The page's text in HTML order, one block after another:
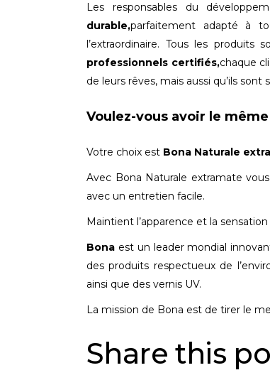
Les responsables du
durable,parfaitement adapté à
l’extraordinaire. Tous les produits
professionnels certifiés,chaque
de leurs rêves, mais aussi qu’ils
Voulez-vous avoir le
Votre choix est Bona Naturale
Avec Bona Naturale extramate
avec un entretien facile.
Maintient l’apparence et la
Bona est un leader mondial
des produits respectueux de
ainsi que des vernis UV.
La mission de Bona est de tirer le
Share this